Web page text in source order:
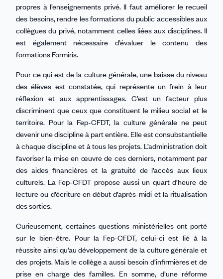
propres à l’enseignements privé. Il faut améliorer le recueil
des besoins, rendre les formations du public accessibles aux
collègues du privé, notamment celles liées aux disciplines. Il
est également nécessaire d’évaluer le contenu des
formations Formiris.
Pour ce qui est de la culture générale, une baisse du niveau
des élèves est constatée, qui représente un frein à leur
réflexion et aux apprentissages. C’est un facteur plus
discriminent que ceux que constituent le milieu social et le
territoire. Pour la Fep-CFDT, la culture générale ne peut
devenir une discipline à part entière. Elle est consubstantielle
à chaque discipline et à tous les projets. L’administration doit
favoriser la mise en œuvre de ces derniers, notamment par
des aides financières et la gratuité de l’accès aux lieux
culturels. La Fep-CFDT propose aussi un quart d’heure de
lecture ou d’écriture en début d’après-midi et la ritualisation
des sorties.
Curieusement, certaines questions ministérielles ont porté
sur le bien-être. Pour la Fep-CFDT, celui-ci est lié à la
réussite ainsi qu’au développement de la culture générale et
des projets. Mais le collège a aussi besoin d’infirmières et de
prise en charge des familles. En somme, d’une réforme